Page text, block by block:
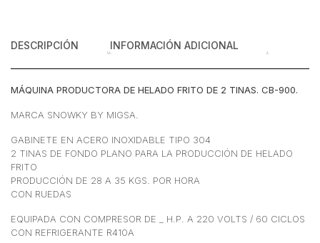
DESCRIPCIÓN INFORMACIÓN ADICIONAL
MÁQUINA PRODUCTORA DE HELADO FRITO DE 2 TINAS. CB-900.
MARCA SNOWKY BY MIGSA.
GABINETE EN ACERO INOXIDABLE TIPO 304
2 TINAS DE FONDO PLANO PARA LA PRODUCCIÓN DE HELADO
FRITO
PRODUCCIÓN DE 28 A 35 KGS. POR HORA
CON RUEDAS
EQUIPADA CON COMPRESOR DE _ H.P. A 220 VOLTS / 60 CICLOS
CON REFRIGERANTE R410A